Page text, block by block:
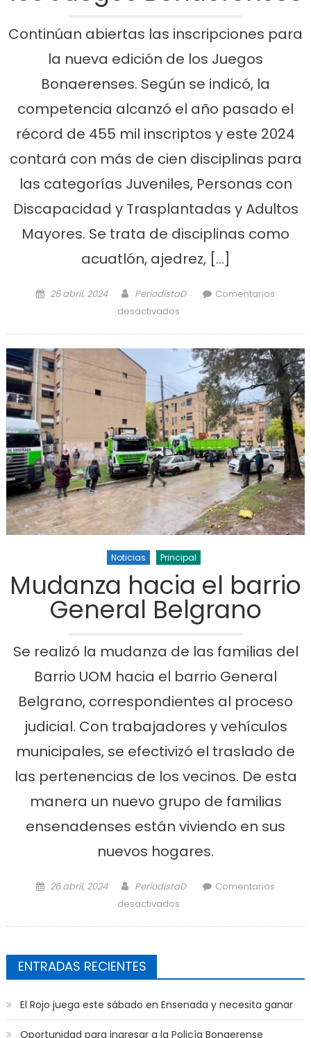
Continúan abiertas las inscripciones para
la nueva edición de los Juegos
Bonaerenses. Según se indicó, la
competencia alcanzó el año pasado el
récord de 455 mil inscriptos y este 2024
contará con más de cien disciplinas para
las categorías Juveniles, Personas con
Discapacidad y Trasplantadas y Adultos
Mayores. Se trata de disciplinas como
acuatlón, ajedrez, […]
Posted on
26 abril, 2024 Author
PeriodistaD
Comentarios
desactivados
Noticias Principal
Mudanza hacia el barrio
General Belgrano
Se realizó la mudanza de las familias del
Barrio UOM hacia el barrio General
Belgrano, correspondientes al proceso
judicial. Con trabajadores y vehículos
municipales, se efectivizó el traslado de
las pertenencias de los vecinos. De esta
manera un nuevo grupo de familias
ensenadenses están viviendo en sus
nuevos hogares.
Posted on
26 abril, 2024 Author
PeriodistaD
Comentarios
desactivados
ENTRADAS RECIENTES
El Rojo juega este sábado en Ensenada y necesita ganar
Oportunidad para ingresar a la Policía Bonaerense